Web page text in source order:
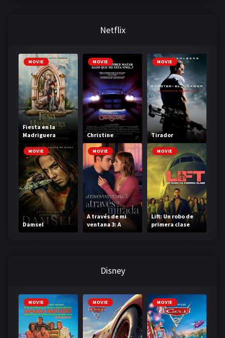
Netflix
MOVIE
Fiesta en la
Madriguera
MOVIE
Christine
MOVIE
Tirador
MOVIE
Damsel
MOVIE
A través de mi
ventana 3: A
través de tu
MOVIE
Lift: Un robo de
primera clase
Disney
MOVIE MOVIE MOVIE